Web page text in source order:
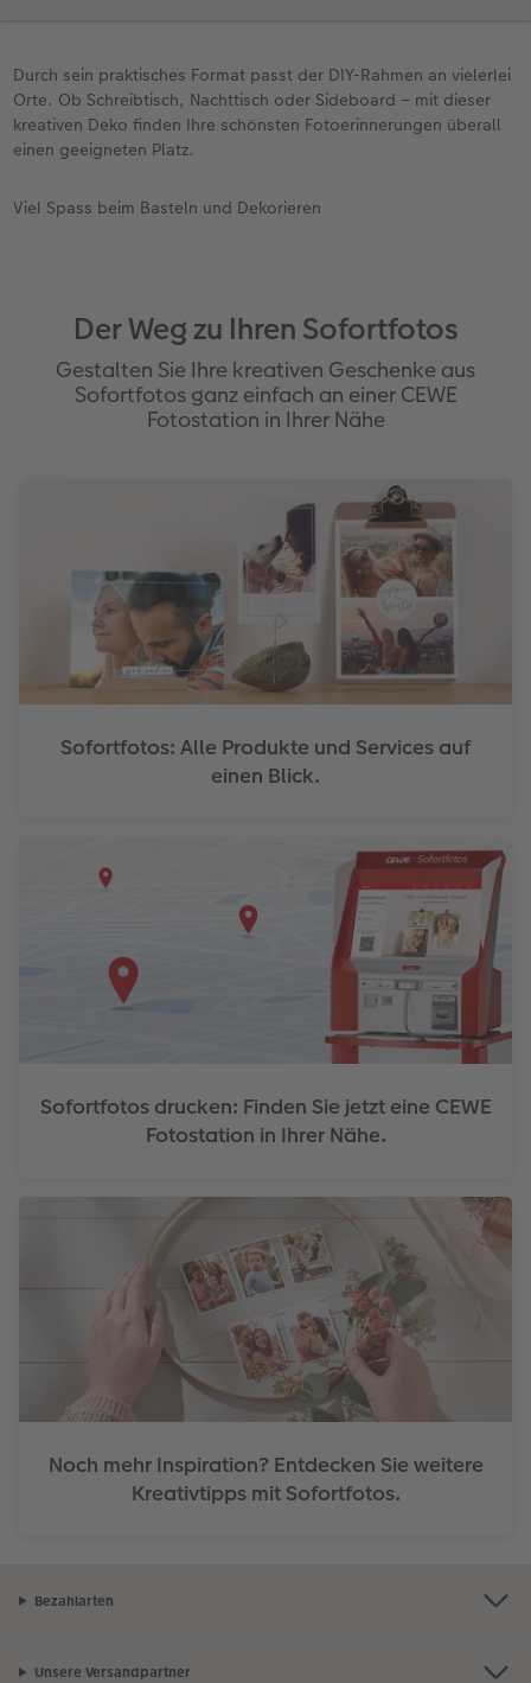
Durch sein praktisches Format passt der DIY-Rahmen an vielerlei
Orte. Ob Schreibtisch, Nachttisch oder Sideboard – mit dieser
kreativen Deko finden Ihre schönsten Fotoerinnerungen überall
einen geeigneten Platz.
Viel Spass beim Basteln und Dekorieren
Der Weg zu Ihren Sofortfotos
Gestalten Sie Ihre kreativen Geschenke aus
Sofortfotos ganz einfach an einer CEWE
Fotostation in Ihrer Nähe
Sofortfotos: Alle Produkte und Services auf
einen Blick.
Sofortfotos drucken: Finden Sie jetzt eine CEWE
Fotostation in Ihrer Nähe.
Noch mehr Inspiration? Entdecken Sie weitere
Kreativtipps mit Sofortfotos.
Bezahlarten
Unsere Versandpartner